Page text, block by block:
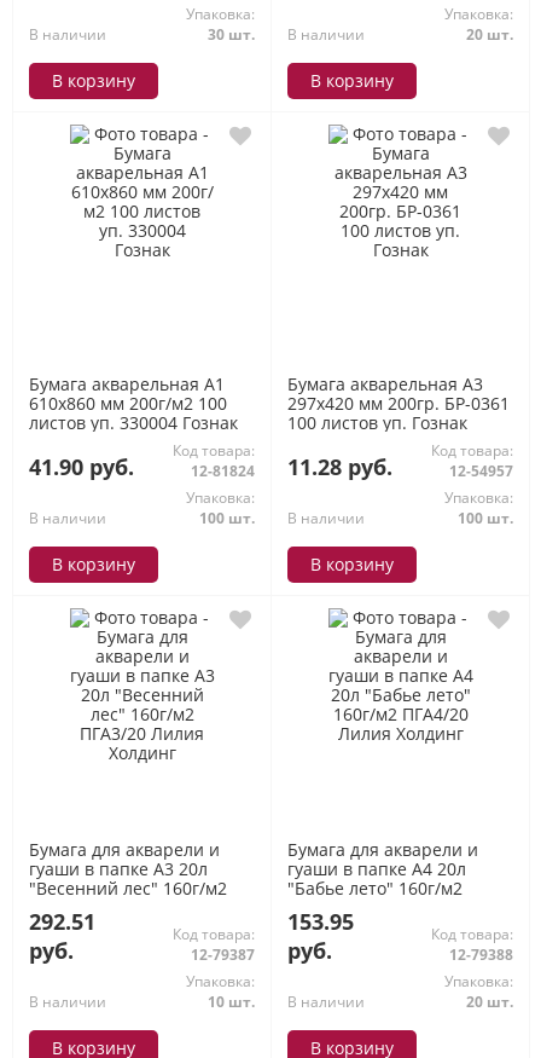
В наличии
Упаковка:
30 шт.
В корзину
В наличии
Упаковка:
20 шт.
В корзину
Бумага акварельная А1
610х860 мм 200г/м2 100
листов уп. 330004 Гознак
41.90 руб.
Код товара:
12-81824
В наличии
Упаковка:
100 шт.
В корзину
Бумага акварельная А3
297х420 мм 200гр. БР-0361
100 листов уп. Гознак
11.28 руб.
Код товара:
12-54957
В наличии
Упаковка:
100 шт.
В корзину
Бумага для акварели и
гуаши в папке А3 20л
"Весенний лес" 160г/м2
292.51
руб.
Код товара:
12-79387
В наличии
Упаковка:
10 шт.
В корзину
Бумага для акварели и
гуаши в папке А4 20л
"Бабье лето" 160г/м2
153.95
руб.
Код товара:
12-79388
В наличии
Упаковка:
20 шт.
В корзину